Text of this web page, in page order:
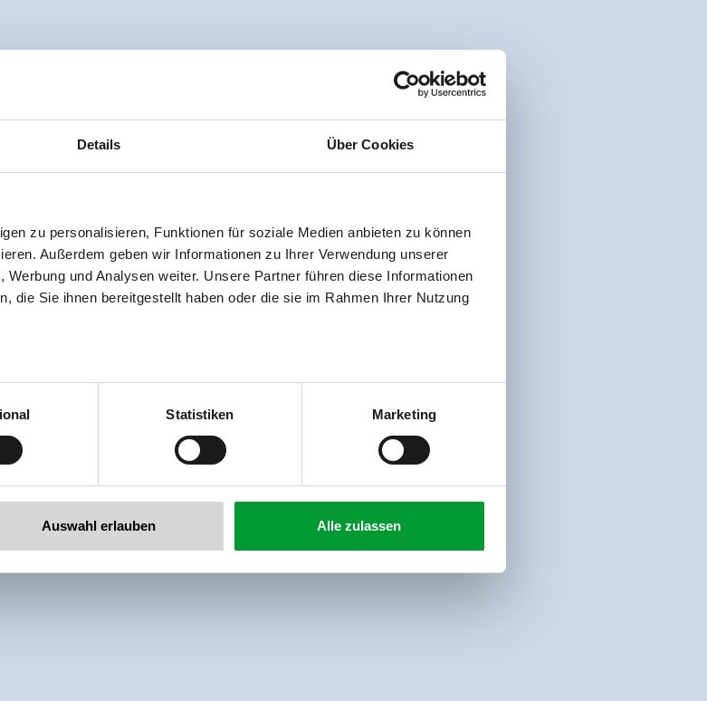
Details Über Cookies
zu personalisieren, Funktionen für soziale Medien anbieten zu können
Außerdem geben wir Informationen zu Ihrer Verwendung unserer
und Analysen weiter. Unsere Partner führen diese Informationen
die Sie ihnen bereitgestellt haben oder die sie im Rahmen Ihrer Nutzung
Statistiken Marketing
Auswahl erlauben Alle zulassen